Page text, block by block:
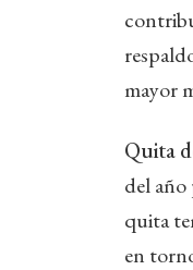
mayor
Quita
del
quita
en